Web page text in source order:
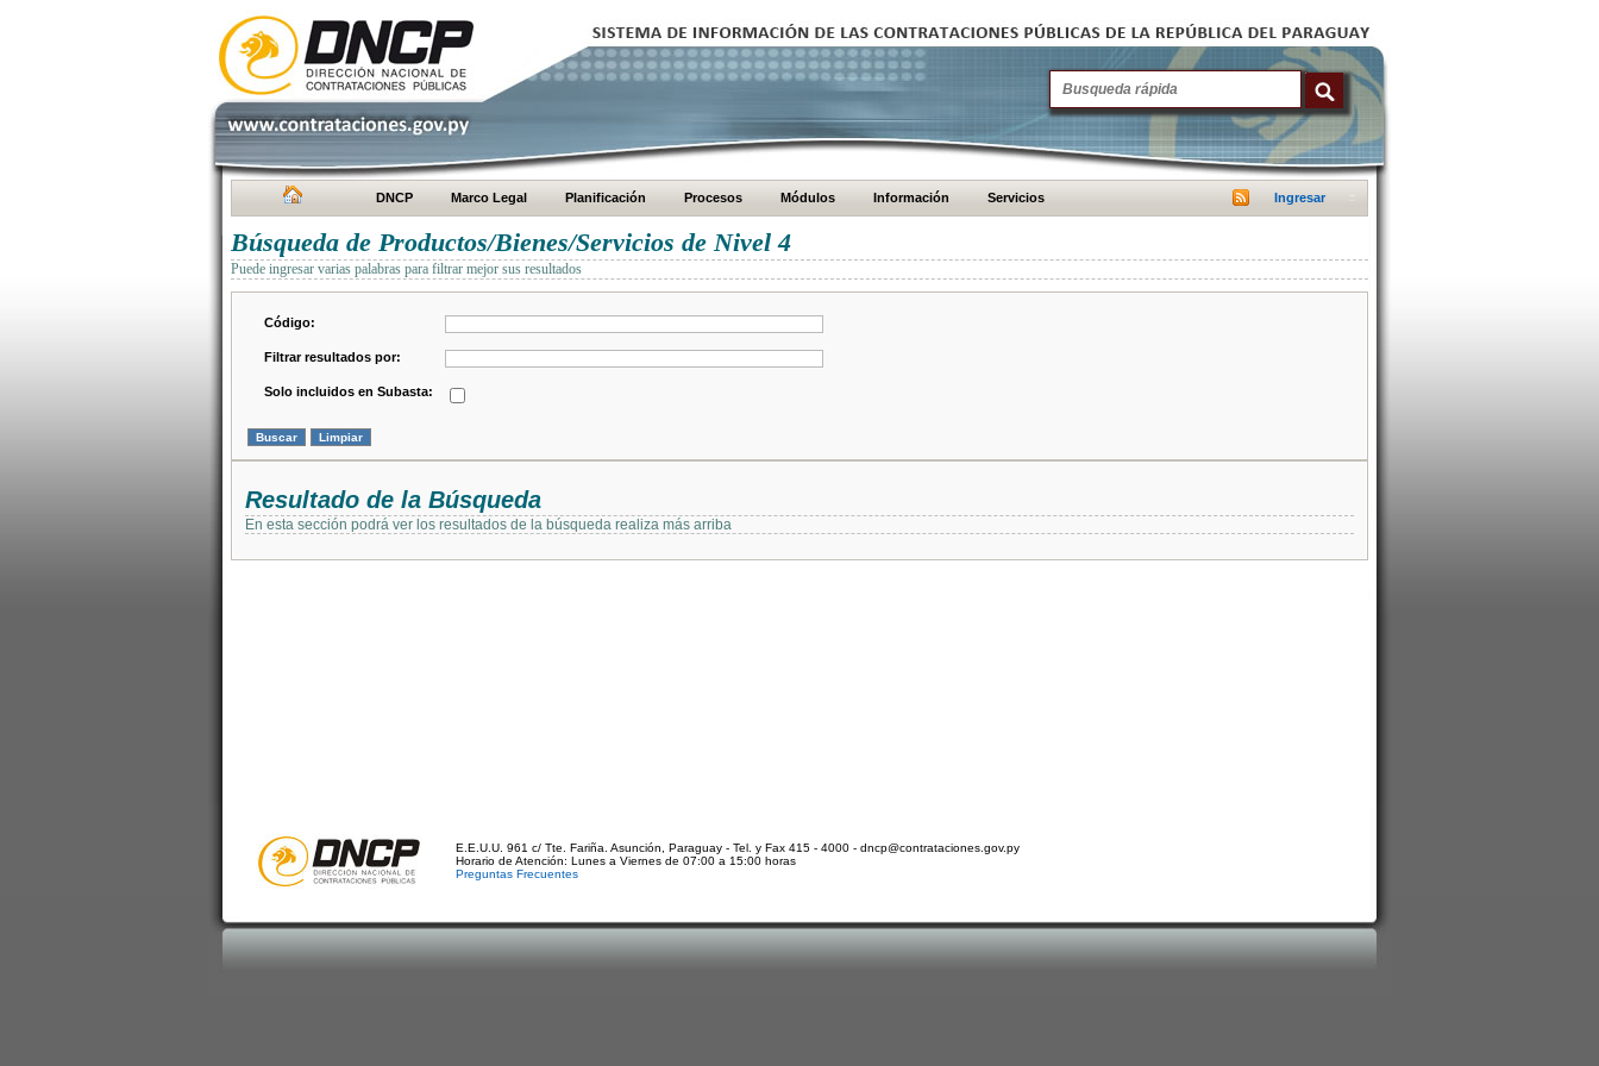
DNCP Marco Legal Planificación Procesos Módulos Información Servicios Ingresar
Búsqueda de Productos/Bienes/Servicios de Nivel 4
Puede ingresar varias palabras para filtrar mejor sus resultados
Código:
Filtrar resultados por:
Solo incluidos en Subasta:
Resultado de la Búsqueda
En esta sección podrá ver los resultados de la búsqueda realiza más arriba
E.E.U.U. 961 c/ Tte. Fariña. Asunción, Paraguay - Tel. y Fax 415 - 4000 - dncp@contrataciones.gov.py
Horario de Atención: Lunes a Viernes de 07:00 a 15:00 horas
Preguntas Frecuentes